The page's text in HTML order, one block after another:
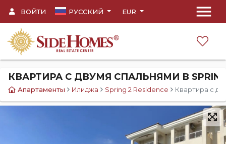
menu
EUR
PУССКИЙ
ВОЙТИ
КВАРТИРА С ДВУМЯ СПАЛЬНЯМИ В SPRING
Апартаменты Илиджа Spring 2 Residence Квартира с